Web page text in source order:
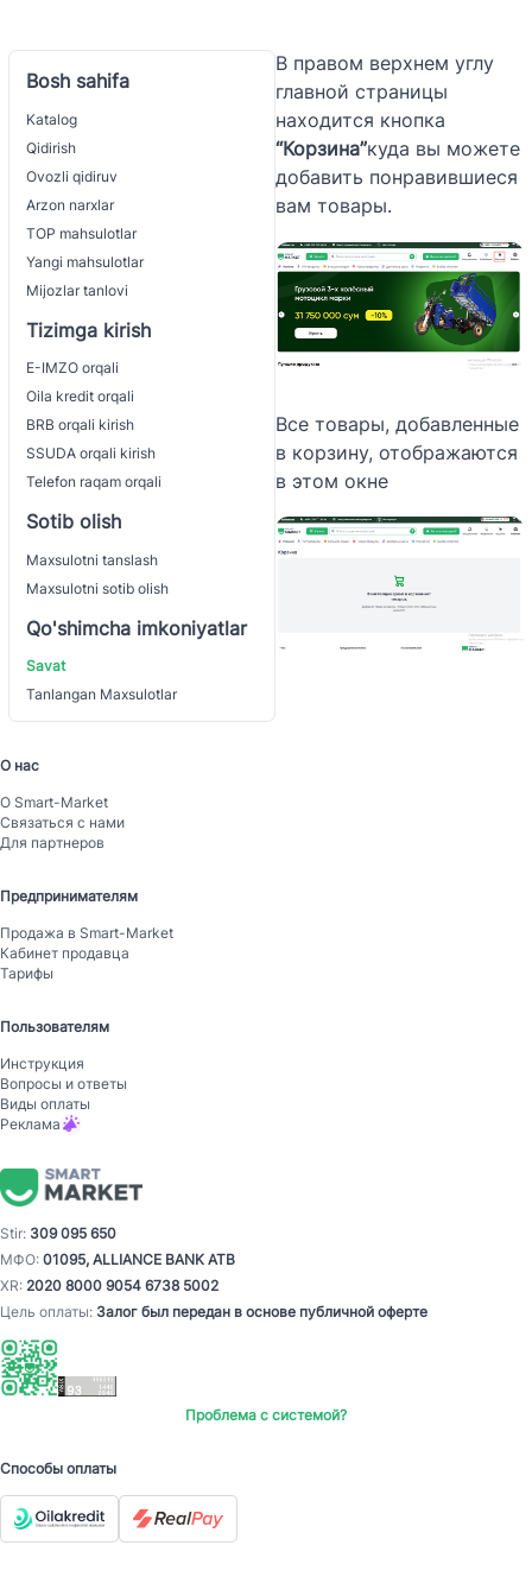
Bosh sahifa
Katalog
Qidirish
Ovozli qidiruv
Arzon narxlar
TOP mahsulotlar
Yangi mahsulotlar
Mijozlar tanlovi
Tizimga kirish
E-IMZO orqali
Oila kredit orqali
BRB orqali kirish
SSUDA orqali kirish
Telefon raqam orqali
Sotib olish
Maxsulotni tanslash
Maxsulotni sotib olish
Qo'shimcha imkoniyatlar
Savat
Tanlangan Maxsulotlar
В правом верхнем углу
главной страницы
находится кнопка
“Корзина”куда вы можете
добавить понравившиеся
вам товары.
Все товары, добавленные
в корзину, отображаются
в этом окне
О нас
О Smart-Mаrket
Связаться с нами
Для партнеров
Предпринимателям
Продажа в Smart-Mаrket
Кабинет продавца
Тарифы
Пользователям
Инструкция
Вопросы и ответы
Виды оплаты
Реклама
Stir: 309 095 650
МФО: 01095, ALLIANCE BANK ATB
XR: 2020 8000 9054 6738 5002
Цель оплаты: Залог был передан в основе публичной оферте
Проблема с системой?
Способы оплаты